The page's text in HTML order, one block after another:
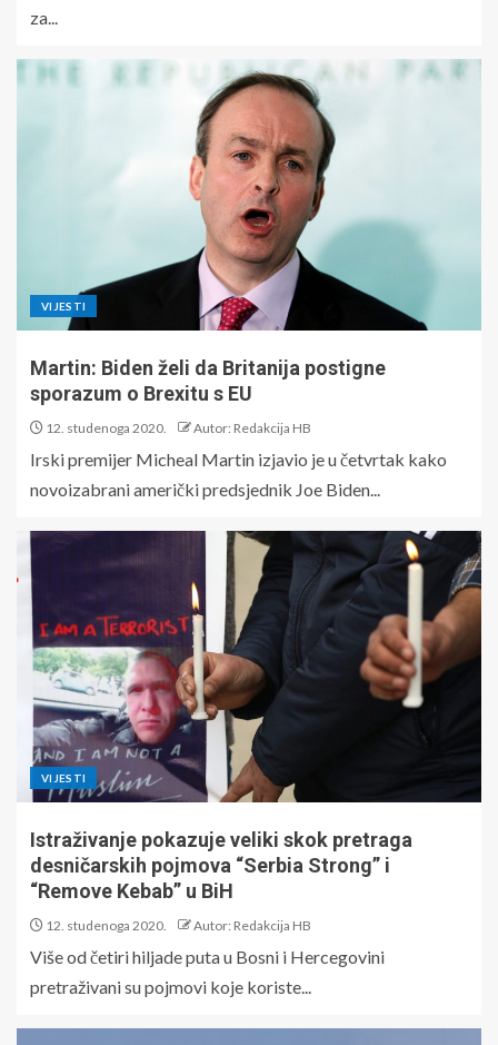
za...
VIJESTI
Martin: Biden želi da Britanija postigne
sporazum o Brexitu s EU
12. studenoga 2020. Autor: Redakcija HB
Irski premijer Micheal Martin izjavio je u četvrtak kako
novoizabrani američki predsjednik Joe Biden...
VIJESTI
Istraživanje pokazuje veliki skok pretraga
desničarskih pojmova “Serbia Strong” i
“Remove Kebab” u BiH
12. studenoga 2020. Autor: Redakcija HB
Više od četiri hiljade puta u Bosni i Hercegovini
pretraživani su pojmovi koje koriste...